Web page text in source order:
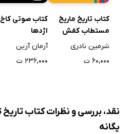
کتاب تاریخ ماریخ
مستطاب کفش
شرمین نادری
۶۰,۰۰۰ ت
کتاب صوتی کاخ
اژدها
آرمان آرین
۲۳۶,۰۰۰ ت
یگانه